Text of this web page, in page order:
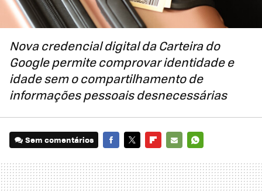
Nova credencial digital da Carteira do
Google permite comprovar identidade e
idade sem o compartilhamento de
informações pessoais desnecessárias
Sem comentários
MAIL